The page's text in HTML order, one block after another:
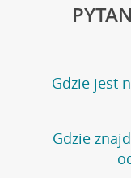
Gdzie jest
Jeśli szukasz
stronęPlacówki i
wygodna
Gdzie